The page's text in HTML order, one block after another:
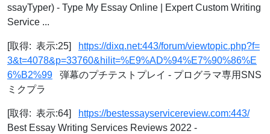
ssayTyper) - Type My Essay Online | Expert Custom Writing
Service ...
[取得: 表示:25]
https://dixq.net:443/forum/viewtopic.php?f=
3&t=4078&p=33760&hilit=%E9%AD%94%E7%90%86%E
6%B2%99 弾幕のプチテストプレイ - プログラマ専用SNS
ミクプラ
[取得: 表示:64]
https://bestessayservicereview.com:443/
Best Essay Writing Services Reviews 2022 -